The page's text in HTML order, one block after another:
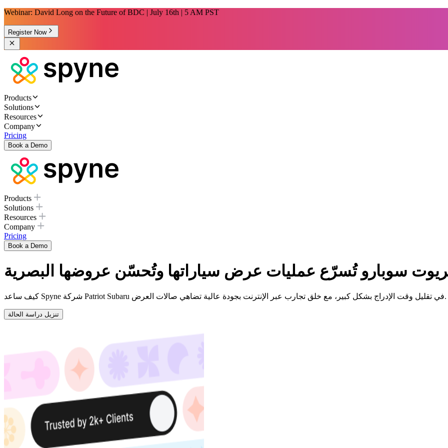
Webinar: David Long on the Future of BDC | July 16th | 5 AM PST
Register Now
Products
Solutions
Resources
Company
Pricing
Book a Demo
Products
Solutions
Resources
Company
Pricing
Book a Demo
سوبارو تُسرّع عمليات عرض سياراتها وتُحسّن عروضها البصرية
كيف ساعد Spyne شركة Patriot Subaru في تقليل وقت الإدراج بشكل كبير، مع خلق تجارب عبر الإنترنت بجودة عالية تضاهي صالات العرض.
تنزيل دراسة الحالة